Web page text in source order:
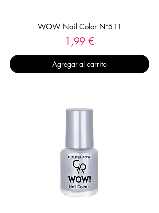
WOW Nail Color Nº511
Precio
1,99 €
Agregar al carrito